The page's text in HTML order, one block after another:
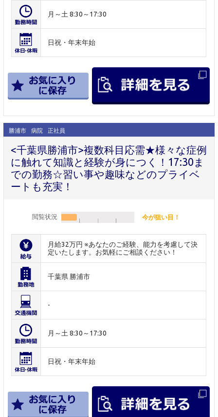
月～土 8:30～17:30
日祝・年末年始
勝浦市 病院 正社員
<千葉県勝浦市>複数科目応需★様々な症例
に触れて知識と経験が身につく！17:30ま
での勤務☆習い事や趣味などのプライベ
ートも充実！
閲覧状況 今が狙い目！
月給32万円 ※あなたのご経験、能力を考慮して決
定いたします。お気軽にご相談ください！
千葉県 勝浦市
-
月～土 8:30～17:30
日祝・年末年始